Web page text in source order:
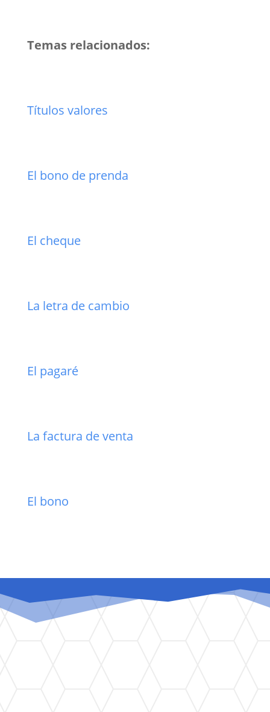
Temas relacionados:
Títulos valores
El bono de prenda
El cheque
La letra de cambio
El pagaré
La factura de venta
El bono